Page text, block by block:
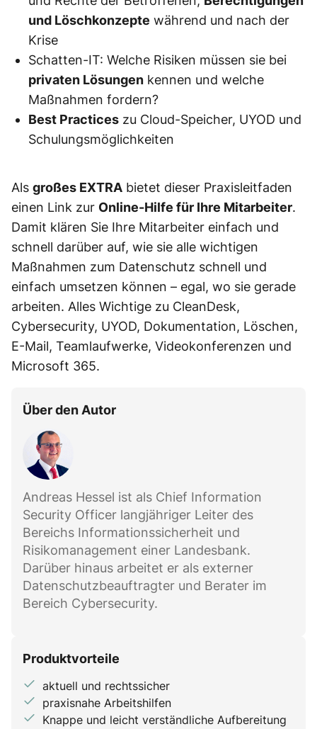
und Löschkonzepte während und nach der
Krise
Schatten-IT: Welche Risiken müssen sie bei
privaten Lösungen kennen und welche
Maßnahmen fordern?
Best Practices zu Cloud-Speicher, UYOD und
Schulungsmöglichkeiten
Als großes EXTRA bietet dieser Praxisleitfaden
einen Link zur Online-Hilfe für Ihre Mitarbeiter.
Damit klären Sie Ihre Mitarbeiter einfach und
schnell darüber auf, wie sie alle wichtigen
Maßnahmen zum Datenschutz schnell und
einfach umsetzen können – egal, wo sie gerade
arbeiten. Alles Wichtige zu CleanDesk,
Cybersecurity, UYOD, Dokumentation, Löschen,
E-Mail, Teamlaufwerke, Videokonferenzen und
Microsoft 365.
Über den Autor
Andreas Hessel ist als Chief Information
Security Officer langjähriger Leiter des
Bereichs Informationssicherheit und
Risikomanagement einer Landesbank.
Darüber hinaus arbeitet er als externer
Datenschutzbeauftragter und Berater im
Bereich Cybersecurity.
Produktvorteile
aktuell und rechtssicher
praxisnahe Arbeitshilfen
Knappe und leicht verständliche Aufbereitung